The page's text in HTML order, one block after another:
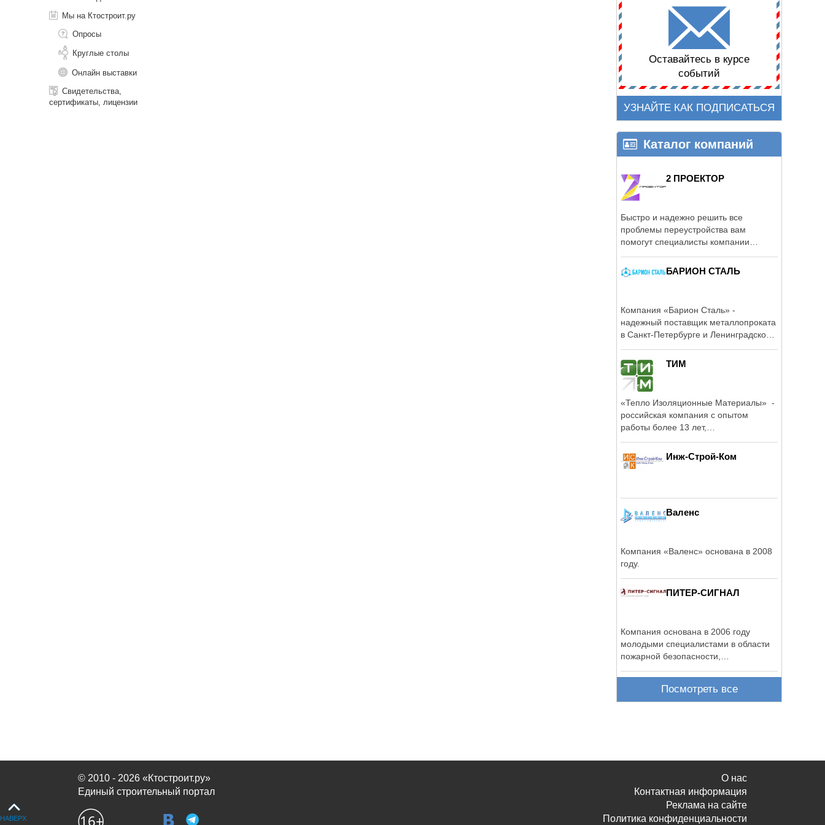
Мы на Ктостроит.ру
Опросы
Круглые столы
Онлайн выставки
Свидетельства,
сертификаты, лицензии
Оставайтесь в курсе
событий
УЗНАЙТЕ КАК ПОДПИСАТЬСЯ
Каталог компаний
2 ПРОЕКТОР
Быстро и надежно решить все
проблемы переустройства вам
помогут специалисты компании
БАРИОН СТАЛЬ
Компания «Барион Сталь» -
надежный поставщик металлопроката
в Санкт-Петербурге и Ленинградской
ТИМ
«Тепло Изоляционные Материалы» -
российская компания с опытом
работы более 13 лет,
Инж-Строй-Ком
Валенс
Компания «Валенс» основана в 2008
году.
ПИТЕР-СИГНАЛ
Компания основана в 2006 году
молодыми специалистами в области
пожарной безопасности,
Посмотреть все
© 2010 - 2026 «Ктостроит.ру»
Единый строительный портал
О нас
Контактная информация
Реклама на сайте
Политика конфиденциальности
НАВЕРХ